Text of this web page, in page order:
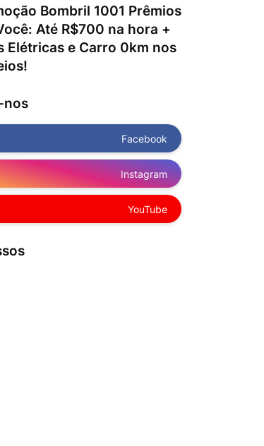
Bombril 1001 Prêmios
Até R$700 na hora +
Elétricas e Carro 0km nos
nos
Facebook
Instagram
YouTube